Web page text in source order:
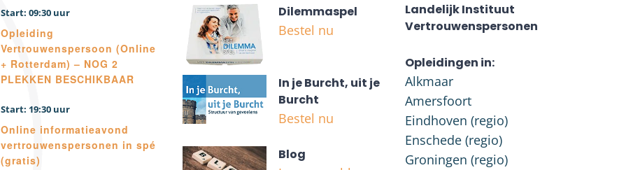
09:30
Opleiding
Vertrouwenspersoon (Online
+ Rotterdam) – NOG 2
PLEKKEN BESCHIKBAAR
19:30
Online informatieavond
vertrouwenspersonen in spé
(gratis)
Dilemmaspel
Bestel nu
In je Burcht, uit je
Burcht
Bestel nu
Blog
Landelijk Instituut
Vertrouwenspersonen
Opleidingen in:
Alkmaar
Amersfoort
Eindhoven (regio)
Enschede (regio)
Groningen (regio)